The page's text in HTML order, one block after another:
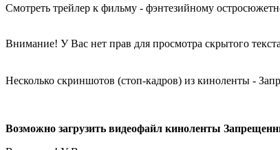
Смотреть трейлер к фильму - фэнтезийному
Внимание! У Вас нет прав для просмотра скрытого
Несколько скриншотов (стоп-кадров) из киноленты -
Возможно загрузить видеофайл киноленты